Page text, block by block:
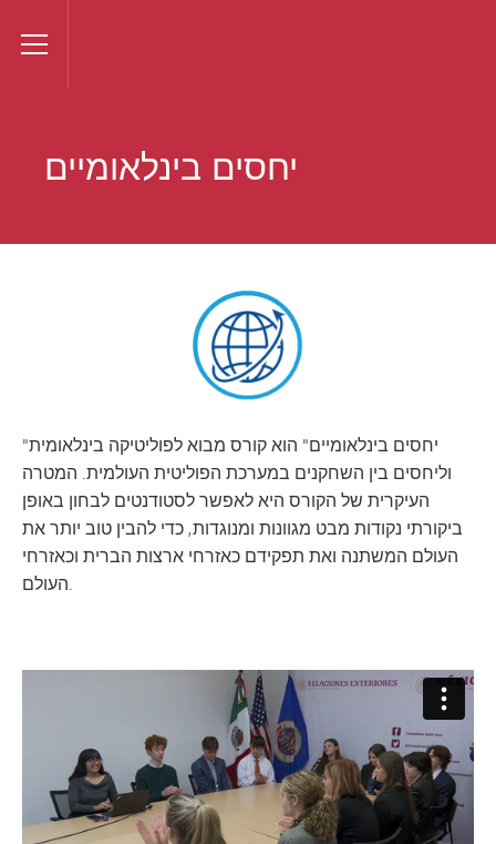
Toggle Menu
יחסים בינלאומיים
"יחסים בינלאומיים" הוא קורס מבוא לפוליטיקה בינלאומית
וליחסים בין השחקנים במערכת הפוליטית העולמית. המטרה
העיקרית של הקורס היא לאפשר לסטודנטים לבחון באופן
ביקורתי נקודות מבט מגוונות ומנוגדות, כדי להבין טוב יותר את
העולם המשתנה ואת תפקידם כאזרחי ארצות הברית וכאזרחי
העולם.